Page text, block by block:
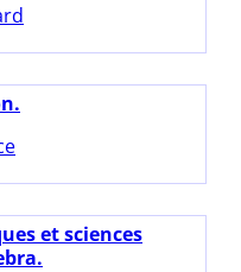
et sciences